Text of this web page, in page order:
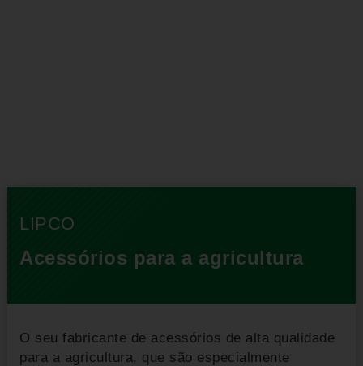
LIPCO
Acessórios para a agricultura
O seu fabricante de acessórios de alta qualidade
para a agricultura, que são especialmente